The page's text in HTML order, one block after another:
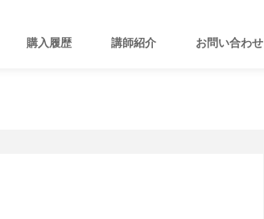
購入履歴 講師紹介 お問い合わせ